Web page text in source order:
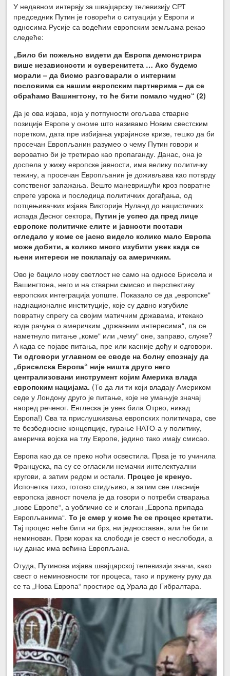
У недавном интервју за швајцарску телевизију СРТ
председник Путин је говорећи о ситуацији у Европи и
односима Русије са водећим европским земљама рекао
следеће:
„Било би пожељно видети да Европа демонстрира
више независности и суверенитета … Ако будемо
морали – да бисмо разговарали о интерним
пословима са нашим европским партнерима – да се
обраћамо Вашингтону, то ће бити помало чудно“ (2)
Да је ова изјава, која у потпуности огољава стварне
позиције Европе у ономе што називамо Новим свестским
поретком, дата пре избијања украјинске кризе, тешко да би
просечан Европљанин разумео о чему Путин говори и
вероватно би је третирао као пропаганду. Данас, она је
доспела у жижу европске јавности, има велику политичку
тежину, а просечан Европљанин је доживљава као потврду
сопственог запажања. Вешто маневришући кроз повратне
спреге узрока и последица политичких догађања, од
потцењивачких изјава Викторије Нуланд до нацистичких
испада Десног сектора, Путин је успео да пред лице
европске политичке елите и јавности постави
огледало у коме се јасно видело колико мало Европа
може добити, а колико много изубити увек када се
њени интереси не поклапају са америчким.
Ово је бацило нову светлост не само на односе Брисела и
Вашингтона, него и на стварни смисао и перспективу
европских интеграција уопште. Показало се да „европске“
наднационалне институције, које су давно изгубиле
повратну спрегу са својим матичним државама, итекако
воде рачуна о америчким „државним интересима“, па се
наметнуло питање „коме“ или „чему“ оне, заправо, служе?
А када се појаве питања, пре или касније дођу и одговори.
Ти одговори углавном се своде на болну спознају да
„бриселска Европа“ није ништа друго него
централизовани инструмент којим Америка влада
европским нацијама. (То да ли ти који владају Америком
седе у Лондону друго је питање, које не умањује значај
наоред реченог. Енглеска је увек била Отрво, никад
Европа!) Сва та прислушкивања европских политичара, све
те безбедносне концепције, гурање НАТО-а у политику,
америчка војска на тлу Европе, једино тако имају смисао.
Европа као да се преко ноћи освестила. Прва је то учинила
Француска, па су се огласили немачки интелектуални
кругови, а затим редом и остали. Процес је кренуо.
Испочетка тихо, готово стидљиво, а затим све гласније
европска јавност почела је да говори о потреби стварања
„нове Европе“, а уобличио се и слоган „Европа припада
Европљанима“.То је смер у коме ће се процес кретати.
Тај процес неће бити ни брз, ни једноставан, али ће бити
неминован. Први корак ка слободи је свест о неслободи, а
њу данас има већина Европљана.
Отуда, Путинова изјава швајцарској телевизији значи, како
свест о неминовности тог процеса, тако и пружену руку да
се та „Нова Европа“ простире од Урала до Гибралтара.